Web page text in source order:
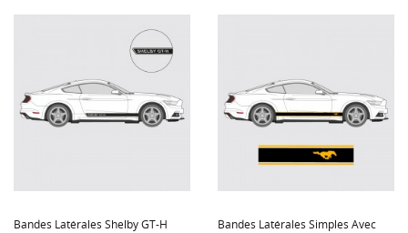
Bandes Latérales Shelby GT-H
Bandes Latérales Simples Avec